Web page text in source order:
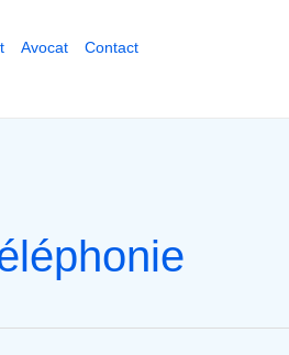
Avocat Contact